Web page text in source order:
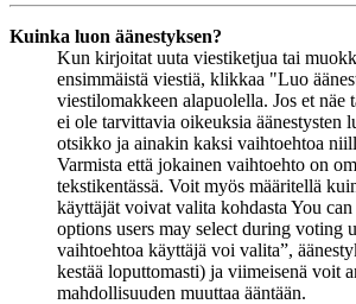
Kuinka luon äänestyksen?
Kun kirjoitat uuta viestiketjua tai
ensimmäistä viestiä, klikkaa "Luo
viestilomakkeen alapuolella. Jos et näe
ei ole tarvittavia oikeuksia äänestysten
otsikko ja ainakin kaksi vaihtoehtoa
Varmista että jokainen vaihtoehto on
tekstikentässä. Voit myös määritellä
käyttäjät voivat valita kohdasta You
options users may select during voting
vaihtoehtoa käyttäjä voi valita”,
kestää loputtomasti) ja viimeisenä voit
mahdollisuuden muuttaa ääntään.